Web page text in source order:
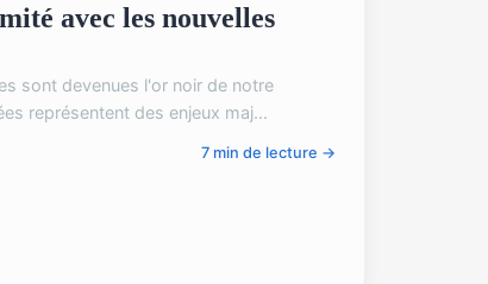
avec les nouvelles
sont devenues l'or noir de notre
représentent des enjeux maj...
7 min de lecture →